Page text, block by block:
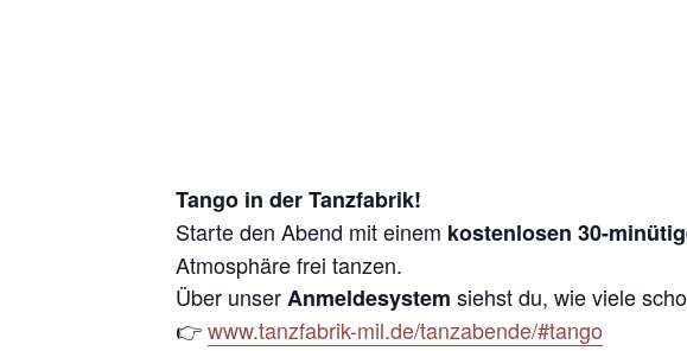
Tango in der Tanzfabrik!
Starte den Abend mit einem kostenlosen 30-
Atmosphäre frei tanzen.
Über unserAnmeldesystem siehst du, wie viele
👉www.tanzfabrik-mil.de/tanzabende/#tango